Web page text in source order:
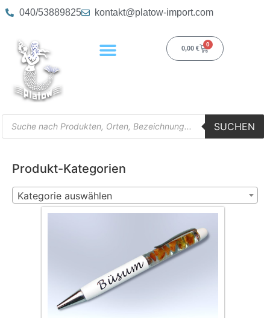
040/53889825 kontakt@platow-import.com
0,00 €
0
SUCHEN
Produkt-Kategorien
Kategorie auswählen